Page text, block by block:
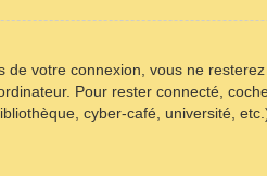
de votre connexion, vous ne
Pour rester connecté,
cyber-café, université,